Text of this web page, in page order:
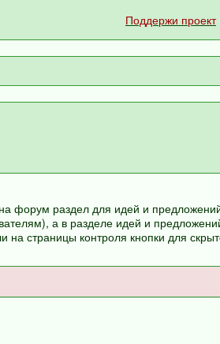
Поддержи проект
форум раздел для идей и
а в разделе идей и
страницы контроля кнопки для